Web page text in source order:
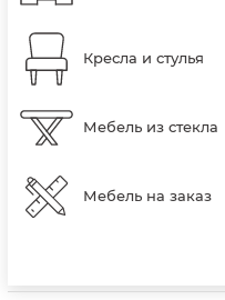
Кресла и стулья
Мебель из стекла
Мебель на заказ